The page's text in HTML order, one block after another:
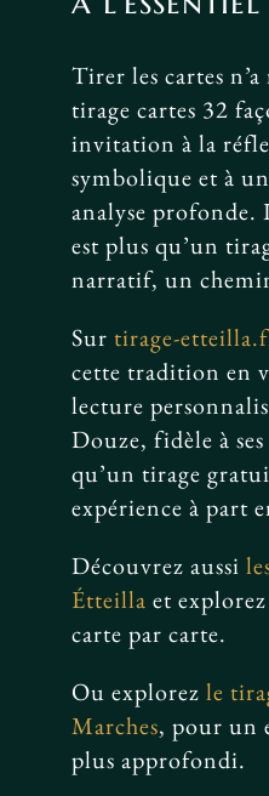
Tirer les cartes
tirage cartes 32
invitation à la
symbolique et à
analyse profonde.
est plus qu’un
narratif, un
Surtirage-
cette tradition en
lecture
Douze, fidèle à
qu’un tirage
expérience à part
Découvrez aussi
Étteilla et
carte par carte.
Ou explorezle
Marches, pour un
plus approfondi.